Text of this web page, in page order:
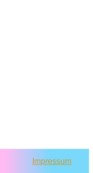
Impressum